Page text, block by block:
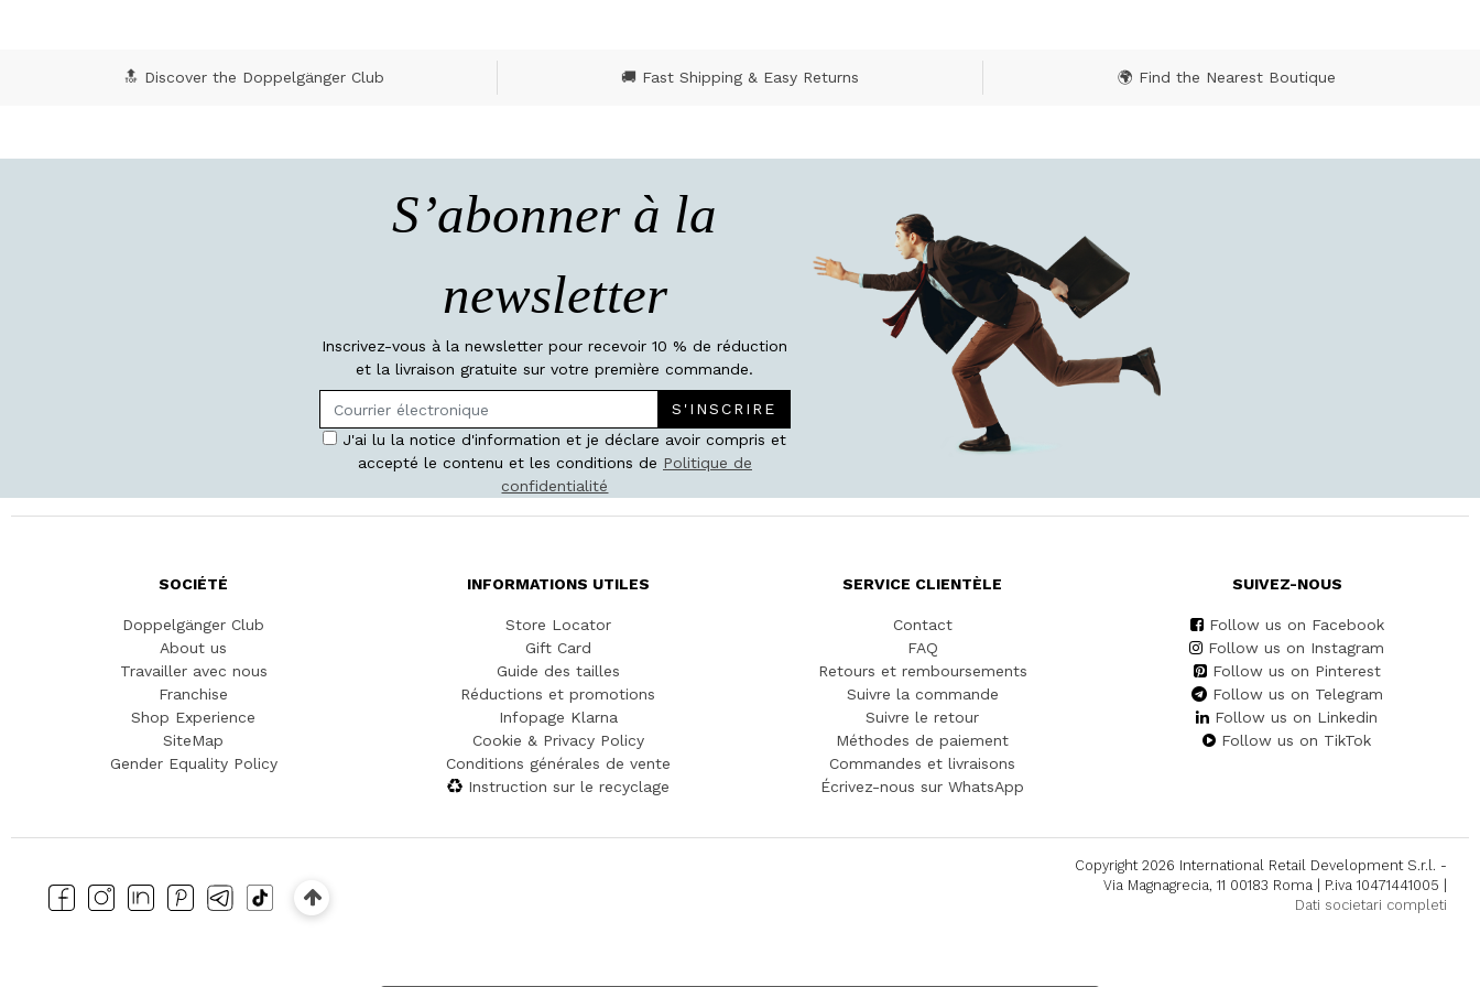
🔝 Discover the Doppelgänger Club 🚚 Fast Shipping & Easy Returns 🌍 Find the Nearest Boutique
S’abonner à la
newsletter
Inscrivez-vous à la newsletter pour recevoir 10 % de réduction
et la livraison gratuite sur votre première commande.
S'INSCRIRE
J'ai lu la notice d'information et je déclare avoir compris et
accepté le contenu et les conditions de Politique de
confidentialité
SOCIÉTÉ
Doppelgänger Club
About us
Travailler avec nous
Franchise
Shop Experience
SiteMap
Gender Equality Policy
INFORMATIONS UTILES
Store Locator
Gift Card
Guide des tailles
Réductions et promotions
Infopage Klarna
Cookie & Privacy Policy
Conditions générales de vente
Instruction sur le recyclage
SERVICE CLIENTÈLE
Contact
FAQ
Retours et remboursements
Suivre la commande
Suivre le retour
Méthodes de paiement
Commandes et livraisons
Écrivez-nous sur WhatsApp
SUIVEZ-NOUS
Follow us on Facebook
Follow us on Instagram
Follow us on Pinterest
Follow us on Telegram
Follow us on Linkedin
Follow us on TikTok
Copyright 2026 International Retail Development S.r.l. -
Via Magnagrecia, 11 00183 Roma | P.iva 10471441005 |
Dati societari completi